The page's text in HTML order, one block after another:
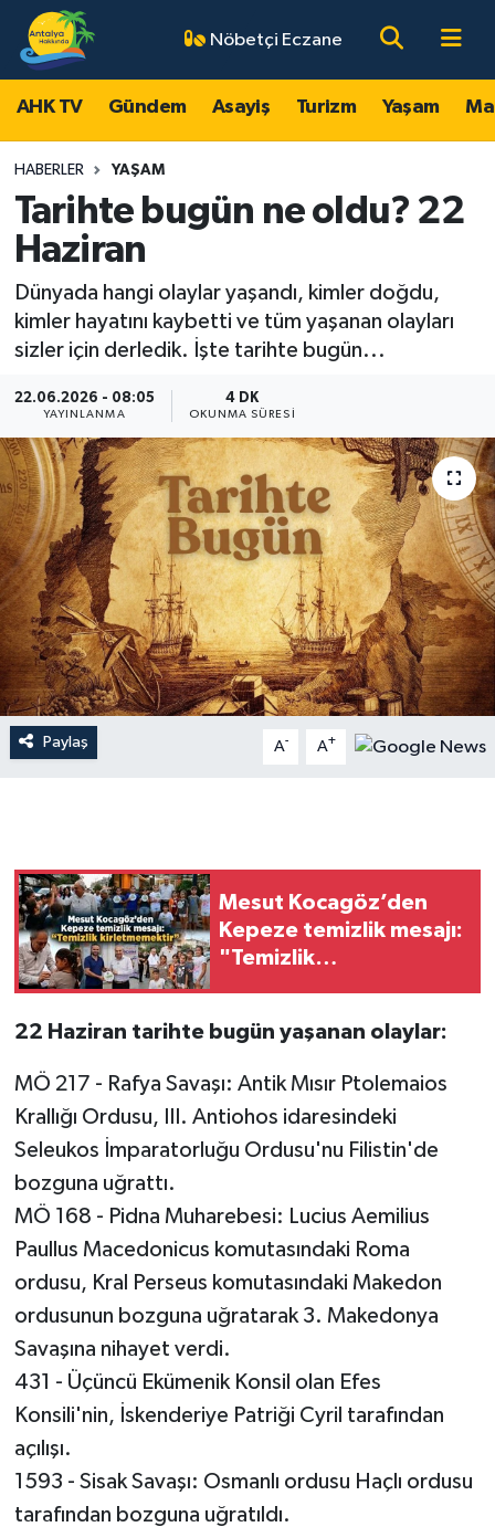
Nöbetçi Eczane
AHK TV Gündem Asayiş Turizm Yaşam
HABERLER YAŞAM
Tarihte bugün ne oldu? 22
Haziran
Dünyada hangi olaylar yaşandı, kimler doğdu,
kimler hayatını kaybetti ve tüm yaşanan olayları
sizler için derledik. İşte tarihte bugün...
22.06.2026 - 08:05
YAYINLANMA
4 DK
OKUNMA SÜRESI
Paylaş A- A+
Mesut Kocagöz’den
Kepeze temizlik mesajı:
"Temizlik
22 Haziran tarihte bugün yaşanan olaylar:
MÖ 217 - Rafya Savaşı: Antik Mısır Ptolemaios
Krallığı Ordusu, III. Antiohos idaresindeki
Seleukos İmparatorluğu Ordusu'nu Filistin'de
bozguna uğrattı.
MÖ 168 - Pidna Muharebesi: Lucius Aemilius
Paullus Macedonicus komutasındaki Roma
ordusu, Kral Perseus komutasındaki Makedon
ordusunun bozguna uğratarak 3. Makedonya
Savaşına nihayet verdi.
431 - Üçüncü Ekümenik Konsil olan Efes
Konsili'nin, İskenderiye Patriği Cyril tarafından
açılışı.
1593 - Sisak Savaşı: Osmanlı ordusu Haçlı ordusu
tarafından bozguna uğratıldı.
AHK TV
Gündem
Asayiş
Turizm
Yaşam
Magazin
Ekonomi
Spor
Dünya
Resmi Reklamlar
Antalya Nöbetçi Eczaneler
Antalya Hava Durumu
Antalya Namaz Vakitleri
Antalya Trafik Yoğunluk Haritası
Süper Lig Puan Durumu ve Fikstür
Tüm Manşetler
Son Dakika Haberleri
Haber Arşivi